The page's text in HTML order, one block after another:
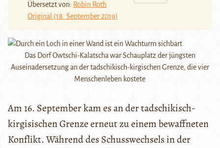
Übersetzt von: Robin Roth
Original (18. September 2019)
Das Dorf Owtschi-Kalatscha war Schauplatz der jüngsten
Auseinadersetzung an der tadschikisch-kirgischen Grenze, die vier
Menschenleben kostete
Am 16. September kam es an der tadschikisch-
kirgisischen Grenze erneut zu einem bewaffneten
Konflikt. Während des Schusswechsels in der